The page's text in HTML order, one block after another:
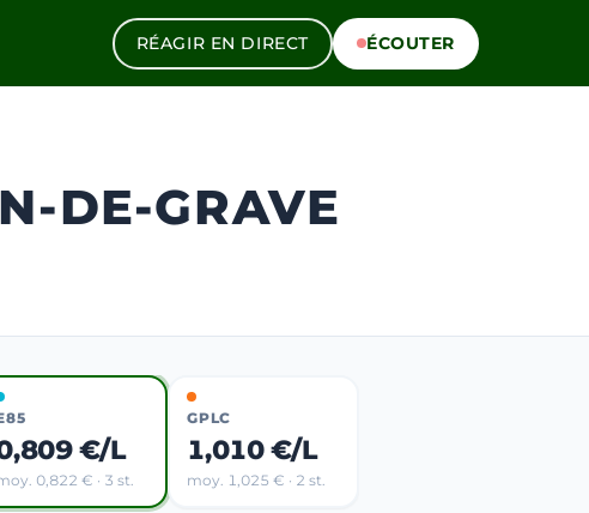
RÉAGIR EN DIRECT ÉCOUTER
DE-GRAVE
€/L
0,822 € · 3 st.
GPLC
1,010 €/L
moy. 1,025 € · 2 st.